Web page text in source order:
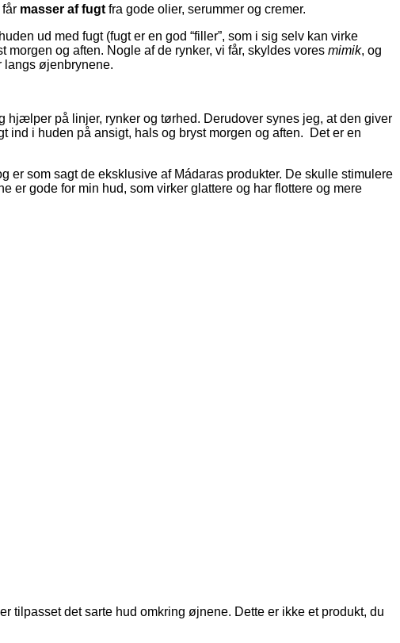
masser af fugt fra gode olier, serummer og cremer.
ud med fugt (fugt er en god “filler”, som i sig selv kan virke
og aften. Nogle af de rynker, vi får, skyldes vores mimik, og
øjenbrynene.
på linjer, rynker og tørhed. Derudover synes jeg, at den giver
i huden på ansigt, hals og bryst morgen og aften. Det er en
er som sagt de eksklusive af Mádaras produkter. De skulle stimulere
er gode for min hud, som virker glattere og har flottere og mere
tilpasset det sarte hud omkring øjnene. Dette er ikke et produkt, du